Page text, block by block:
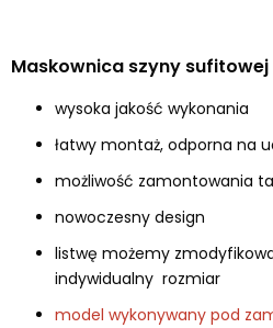
Maskownica szyny sufitowej
wysoka jakość wykonania
łatwy montaż, odporna na
możliwość zamontowania
nowoczesny design
listwę możemy
indywidualny rozmiar
model wykonywany pod